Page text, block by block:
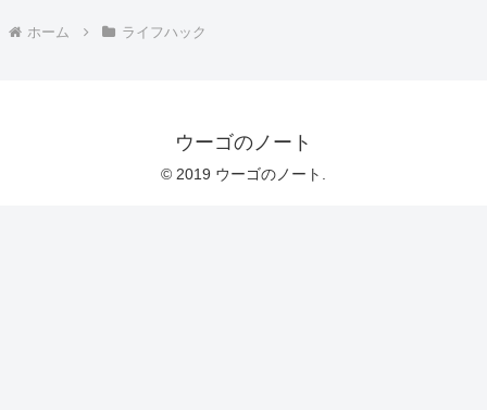
ホーム ライフハック
ウーゴのノート
© 2019 ウーゴのノート.